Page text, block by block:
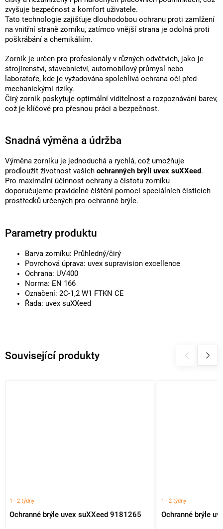
Související produkty
Ochranné brýle uvex suXXeed 9181265
1 - 2 týdny
Ochranné brýle
1 - 2 týdny
zvyšuje bezpečnost a komfort uživatele.
Tato technologie zajišťuje dlouhodobou ochranu proti zamlžení
na vnitřní straně zorníku, zatímco vnější strana je odolná proti
poškrábání a chemikáliím.
Zorník je určen pro profesionály v různých odvětvích, jako je
strojírenství, stavebnictví, automobilový průmysl nebo
laboratoře, kde je vyžadována spolehlivá ochrana očí před
mechanickými riziky.
Čirý zorník poskytuje optimální viditelnost a rozpoznávání barev,
což je klíčové pro přesnou práci a bezpečnost.
Snadná výměna a údržba
Výměna zorníku je jednoduchá a rychlá, což umožňuje
prodloužit životnost vašich ochranných brýlí uvex suXXeed.
Pro maximální účinnost ochrany a čistotu zorníku
doporučujeme pravidelné čištění pomocí speciálních čisticích
prostředků určených pro ochranné brýle.
Parametry produktu
Barva zorníku: Průhledný/čirý
Povrchová úprava: uvex supravision excellence
Ochrana: UV400
Norma: EN 166
Označení: 2C-1,2 W1 FTKN CE
Řada: uvex suXXeed